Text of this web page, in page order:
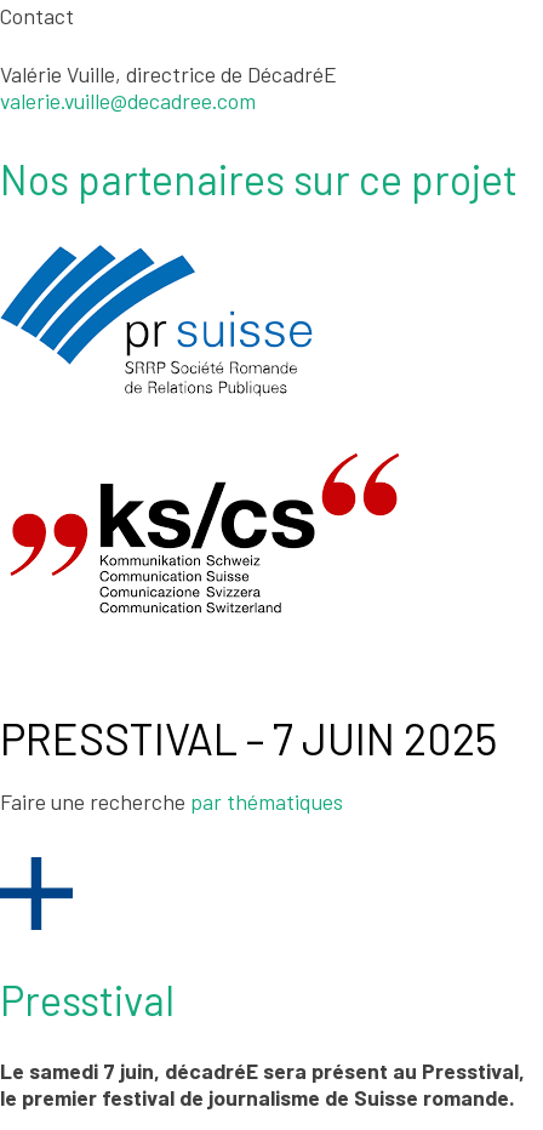
Contact
Valérie Vuille, directrice de DécadréE
valerie.vuille@decadree.com
Nos partenaires sur ce projet
PRESSTIVAL – 7 JUIN 2025
Faire une recherche par thématiques
Presstival
Le samedi 7 juin, décadréE sera présent au Presstival,
le premier festival de journalisme de Suisse romande.